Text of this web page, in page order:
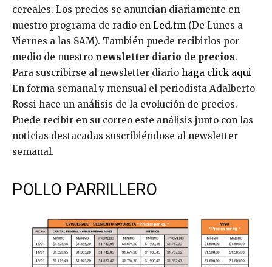
cereales. Los precios se anuncian diariamente en
nuestro programa de radio en Led.fm (De Lunes a
Viernes a las 8AM). También puede recibirlos por
medio de nuestro newsletter diario de precios.
Para suscribirse al newsletter diario haga click aqui
En forma semanal y mensual el periodista Adalberto
Rossi hace un análisis de la evolución de precios.
Puede recibir en su correo este análisis junto con las
noticias destacadas suscribiéndose al newsletter
semanal.
POLLO PARRILLERO